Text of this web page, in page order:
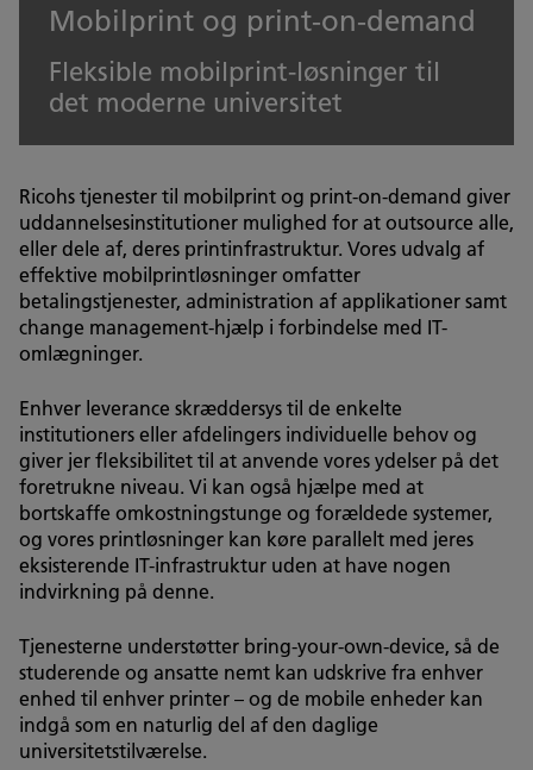
Mobilprint og print-on-demand
Fleksible mobilprint-løsninger til
det moderne universitet
Ricohs tjenester til mobilprint og print-on-demand giver
uddannelsesinstitutioner mulighed for at outsource alle,
eller dele af, deres printinfrastruktur. Vores udvalg af
effektive mobilprintløsninger omfatter
betalingstjenester, administration af applikationer samt
change management-hjælp i forbindelse med IT-
omlægninger.
Enhver leverance skræddersys til de enkelte
institutioners eller afdelingers individuelle behov og
giver jer fleksibilitet til at anvende vores ydelser på det
foretrukne niveau. Vi kan også hjælpe med at
bortskaffe omkostningstunge og forældede systemer,
og vores printløsninger kan køre parallelt med jeres
eksisterende IT-infrastruktur uden at have nogen
indvirkning på denne.
Tjenesterne understøtter bring-your-own-device, så de
studerende og ansatte nemt kan udskrive fra enhver
enhed til enhver printer – og de mobile enheder kan
indgå som en naturlig del af den daglige
universitetstilværelse.